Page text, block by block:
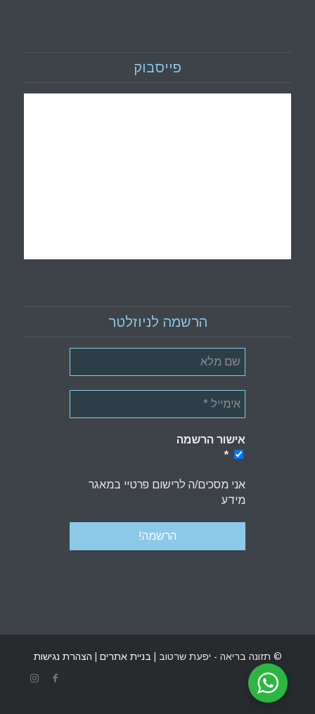
פייסבוק
הרשמה לניוזלטר
אישור הרשמה
*
אני מסכים/ה לרישום פרטיי במאגר
מידע
© תזונה בריאה - יפעת שרטוב | בניית אתרים הצהרת נגישות